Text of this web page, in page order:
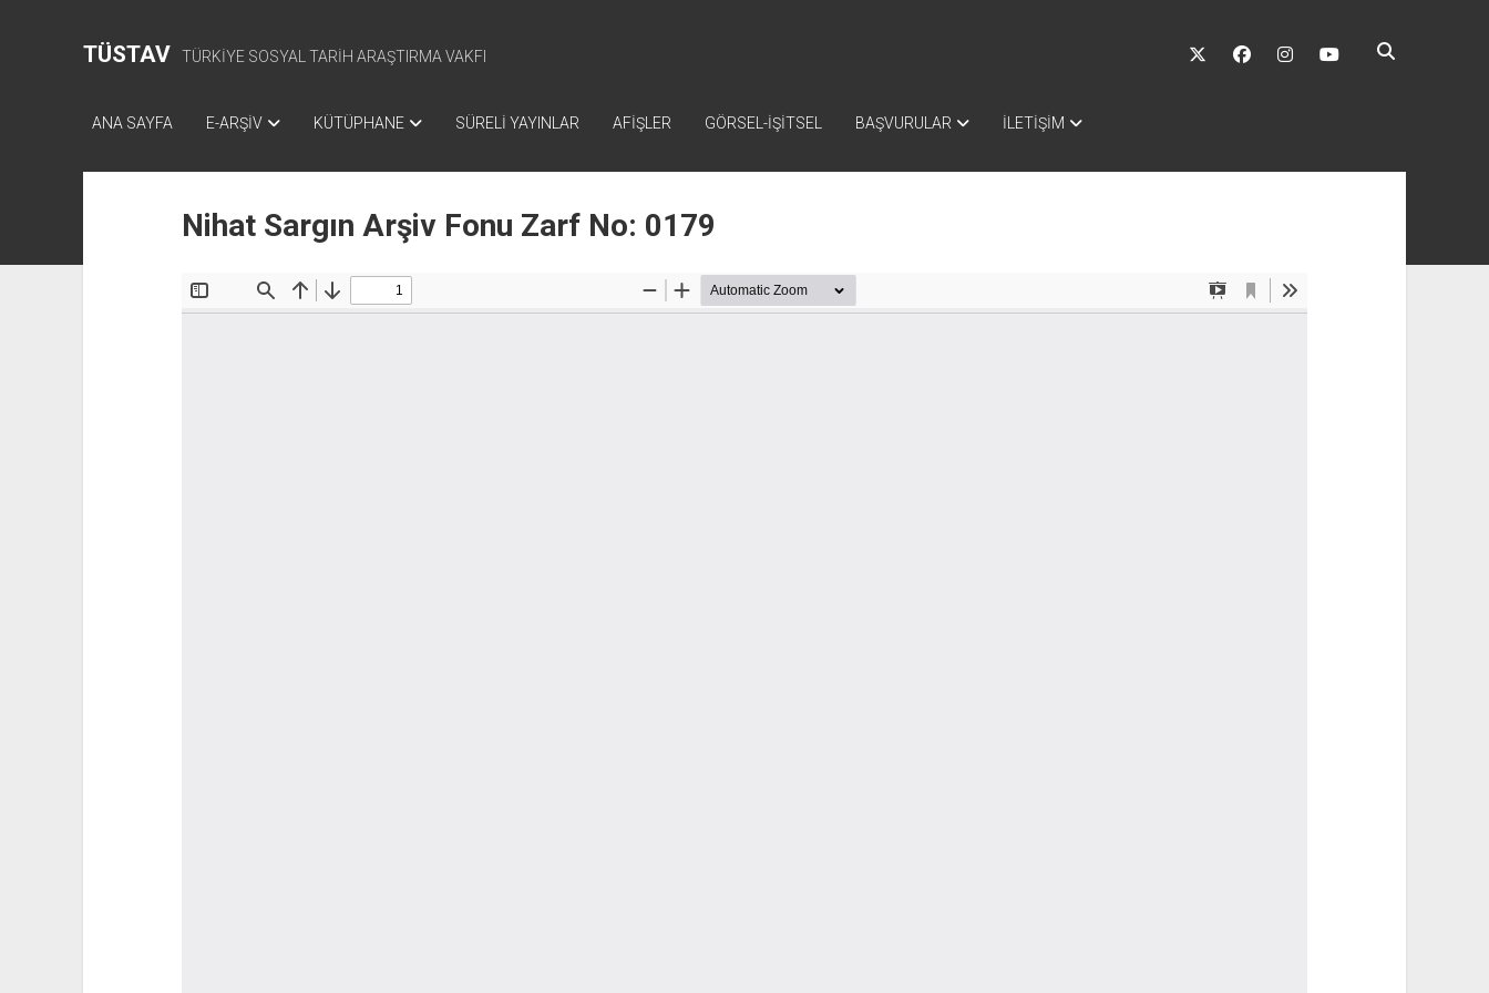
TÜSTAV TÜRKİYE SOSYAL TARİH ARAŞTIRMA VAKFI
twitter facebookinstagramyoutube
ANA SAYFA E-ARŞİV KÜTÜPHANE SÜRELİ YAYINLAR AFİŞLER GÖRSEL-İŞİTSEL BAŞVURULAR İLETİŞİM
Nihat Sargın Arşiv Fonu Zarf No: 0179